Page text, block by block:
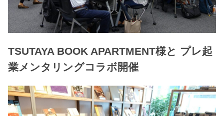
TSUTAYA BOOK APARTMENT様と プレ起
業メンタリングコラボ開催